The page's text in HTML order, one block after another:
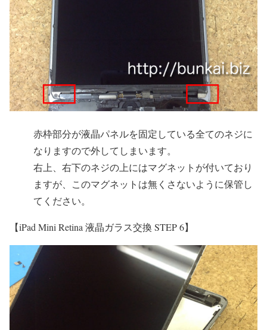
赤枠部分が液晶パネルを固定している全てのネジに
なりますので外してしまいます。
右上、右下のネジの上にはマグネットが付いており
ますが、このマグネットは無くさないように保管し
てください。
【iPad Mini Retina 液晶ガラス交換 STEP 6】